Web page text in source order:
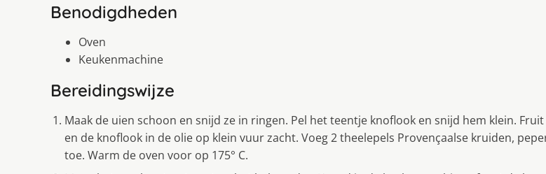
Benodigdheden
Oven
Keukenmachine
Bereidingswijze
Maak de uien schoon en snijd ze in ringen. Pel het teentje knoflook en snijd hem klein.
en de knoflook in de olie op klein vuur zacht. Voeg 2 theelepels Provençaalse kruiden,
toe. Warm de oven voor op 175° C.